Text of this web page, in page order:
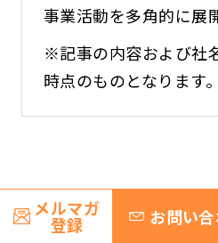
事業活動を多角的に展
※記事の内容および社
時点のものとなります。
関連するコンテ
メルマガ
登録 お問い